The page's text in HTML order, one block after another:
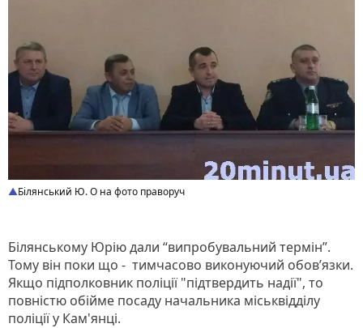
Білянський Ю. О на фото праворуч
Білянському Юрію дали “випробувальний термін”.
Тому він поки що - тимчасово виконуючий обов’язки.
Якщо підполковник поліції "підтвердить надії", то
повністю обійме посаду начальника міськвідділу
поліції у Кам'янці.